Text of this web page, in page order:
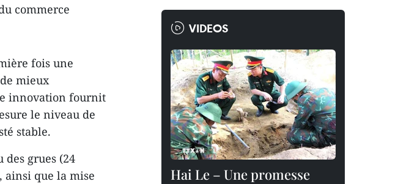
commerce
fois une
mieux
innovation fournit
le niveau de
stable.
grues (24
ainsi que la mise
VIDEOS
Hai Le – Une promesse